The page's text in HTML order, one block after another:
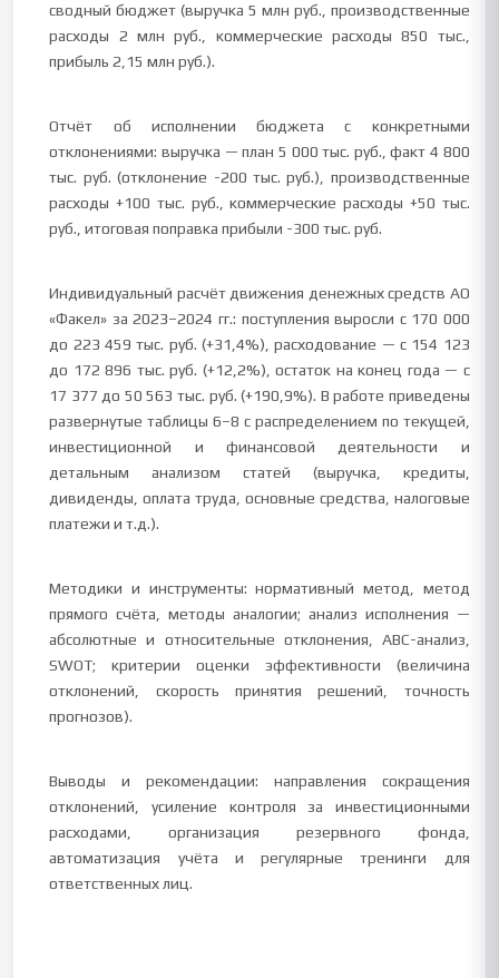
сводный бюджет (выручка 5 млн руб., производственные
расходы 2 млн руб., коммерческие расходы 850 тыс.,
прибыль 2,15 млн руб.).
Отчёт об исполнении бюджета с конкретными
отклонениями: выручка — план 5 000 тыс. руб., факт 4 800
тыс. руб. (отклонение -200 тыс. руб.), производственные
расходы +100 тыс. руб., коммерческие расходы +50 тыс.
руб., итоговая поправка прибыли -300 тыс. руб.
Индивидуальный расчёт движения денежных средств АО
«Факел» за 2023–2024 гг.: поступления выросли с 170 000
до 223 459 тыс. руб. (+31,4%), расходование — с 154 123
до 172 896 тыс. руб. (+12,2%), остаток на конец года — с
17 377 до 50 563 тыс. руб. (+190,9%). В работе приведены
развернутые таблицы 6–8 с распределением по текущей,
инвестиционной и финансовой деятельности и
детальным анализом статей (выручка, кредиты,
дивиденды, оплата труда, основные средства, налоговые
платежи и т.д.).
Методики и инструменты: нормативный метод, метод
прямого счёта, методы аналогии; анализ исполнения —
абсолютные и относительные отклонения, ABC-анализ,
SWOT; критерии оценки эффективности (величина
отклонений, скорость принятия решений, точность
прогнозов).
Выводы и рекомендации: направления сокращения
отклонений, усиление контроля за инвестиционными
расходами, организация резервного фонда,
автоматизация учёта и регулярные тренинги для
ответственных лиц.